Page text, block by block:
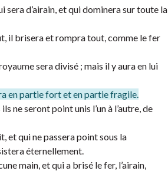
sera d’airain, et qui dominera sur toute la
il brisera et rompra tout, comme le fer
sera divisé ; mais il y aura en lui
en partie fort et en partie fragile.
ne seront point unis l’un à l’autre, de
et qui ne passera point sous la
éternellement.
main, et qui a brisé le fer, l’airain,